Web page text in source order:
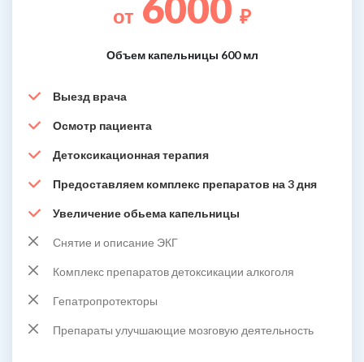
от ₽
Объем капельницы 600 мл
Выезд врача
Осмотр пациента
Детоксикационная терапия
Предоставляем комплекс препаратов на 3 дня
Увеличение обьема капельницы
Снятие и описание ЭКГ
Комплекс препаратов детоксикации алкоголя
Гепатропротекторы
Препараты улучшающие мозговую деятельность